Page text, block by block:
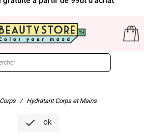
Hydratant Corps et Mains
 ok